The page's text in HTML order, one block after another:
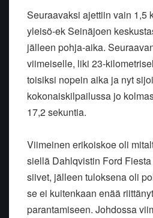
Seuraavaksi ajettiin vain 1,5
yleisö-ek Seinäjoen
jälleen pohja-aika.
viimeiselle, liki 23-
toisiksi nopein aika ja nyt
kokonaiskilpailussa jo
17,2 sekuntia.
Viimeinen erikoiskoe oli
siellä Dahlqvistin Ford
siivet, jälleen tuloksena oli
se ei kuitenkaan enää
parantamiseen. Johdossa